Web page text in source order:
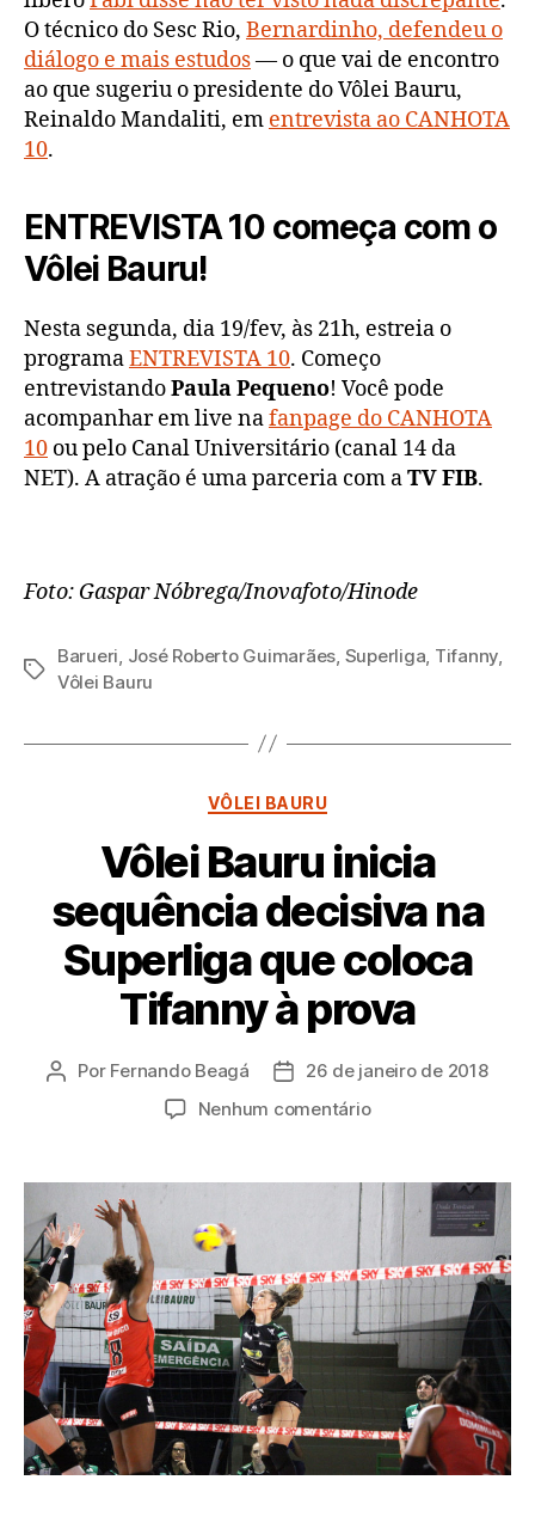
O técnico do Sesc Rio, Bernardinho, defendeu o
diálogo e mais estudos— o que vai de encontro
ao que sugeriu o presidente do Vôlei Bauru,
Reinaldo Mandaliti, em entrevista ao CANHOTA
10.
ENTREVISTA 10 começa com o
Vôlei Bauru!
Nesta segunda, dia 19/fev, às 21h, estreia o
programaENTREVISTA 10. Começo
entrevistandoPaula Pequeno! Você pode
acompanhar em live nafanpage do CANHOTA
10 ou pelo Canal Universitário (canal 14 da
NET). A atração é uma parceria com aTV FIB.
Foto: Gaspar Nóbrega/Inovafoto/Hinode
Tags
Barueri, José Roberto Guimarães, Superliga, Tifanny,
Vôlei Bauru
Categorias
VÔLEI BAURU
Vôlei Bauru inicia
sequência decisiva na
Superliga que coloca
Tifanny à prova
Autor
Por Fernando Beagá
Data26 de janeiro de 2018
Nenhum comentárioem
inicia
sequência
decisiva
na
Superliga
que
coloca
Tifanny
prova